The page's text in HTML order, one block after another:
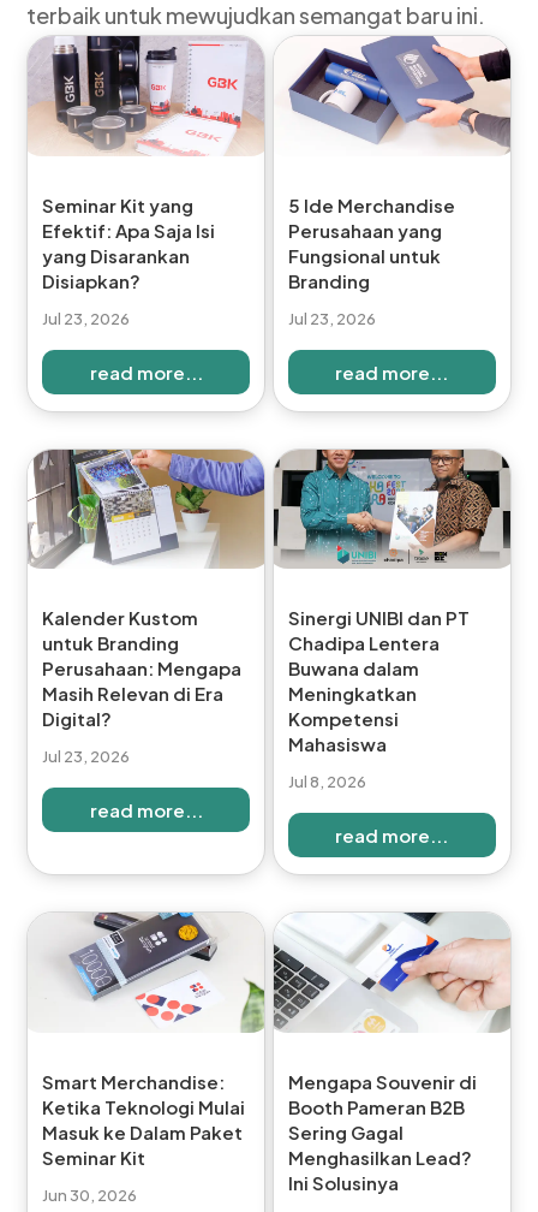
terbaik untuk mewujudkan semangat baru ini.
Seminar Kit yang
Efektif: Apa Saja Isi
yang Disarankan
Disiapkan?
Jul 23, 2026
read more...
5 Ide Merchandise
Perusahaan yang
Fungsional untuk
Branding
Jul 23, 2026
read more...
Kalender Kustom
untuk Branding
Perusahaan: Mengapa
Masih Relevan di Era
Digital?
Jul 23, 2026
read more...
Sinergi UNIBI dan PT
Chadipa Lentera
Buwana dalam
Meningkatkan
Kompetensi
Mahasiswa
Jul 8, 2026
read more...
Smart Merchandise:
Ketika Teknologi Mulai
Masuk ke Dalam Paket
Seminar Kit
Jun 30, 2026
Mengapa Souvenir di
Booth Pameran B2B
Sering Gagal
Menghasilkan Lead?
Ini Solusinya